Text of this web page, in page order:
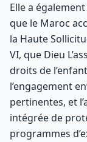
Elle a
que le Maroc
la Haute
VI, que Dieu
droits de
l’engagement
pertinentes, et
intégrée de
programmes